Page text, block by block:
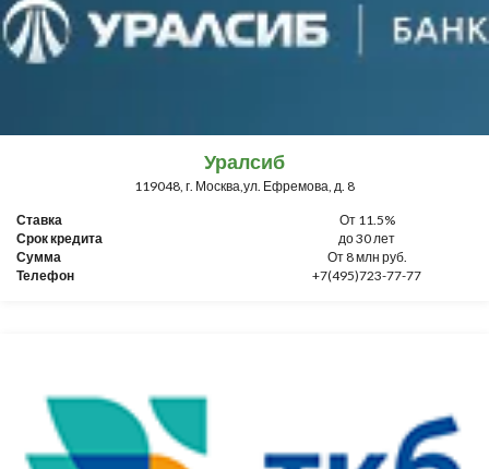
Уралсиб
119048, г. Москва,ул. Ефремова, д. 8
Ставка
От 11.5%
Срок кредита
до 30 лет
Сумма
От 8 млн руб.
Телефон
+7(495)723-77-77